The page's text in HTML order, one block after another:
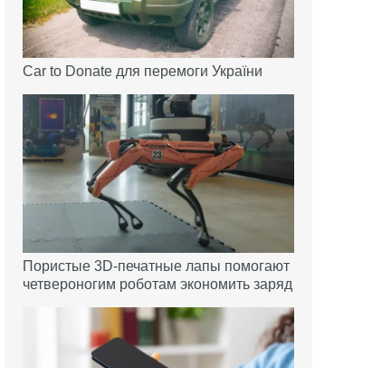
Car to Donate для перемоги України
Пористые 3D-печатные лапы помогают
четвероногим роботам экономить заряд